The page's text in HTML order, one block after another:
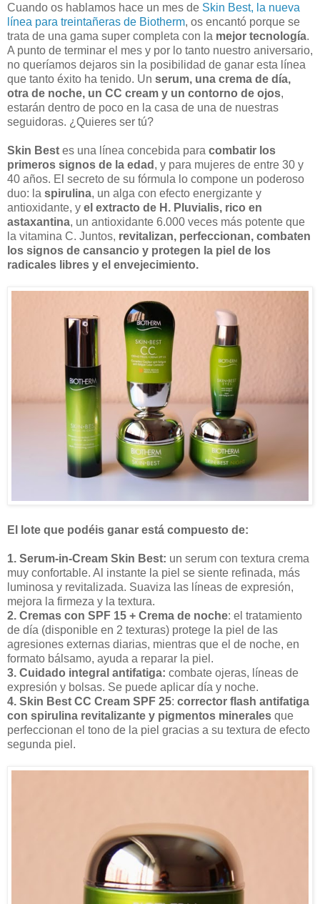
Cuando os hablamos hace un mes de Skin Best, la nueva
línea para treintañeras de Biotherm, os encantó porque se
trata de una gama super completa con la mejor tecnología.
A punto de terminar el mes y por lo tanto nuestro aniversario,
no queríamos dejaros sin la posibilidad de ganar esta línea
que tanto éxito ha tenido. Un serum, una crema de día,
otra de noche, un CC cream y un contorno de ojos,
estarán dentro de poco en la casa de una de nuestras
seguidoras. ¿Quieres ser tú?
Skin Best es una línea concebida para combatir los
primeros signos de la edad , y para mujeres de entre 30 y
40 años. El secreto de su fórmula lo compone un poderoso
duo: la spirulina, un alga con efecto energizante y
antioxidante, y el extracto de H. Pluvialis, rico en
astaxantina, un antioxidante 6.000 veces más potente que
la vitamina C. Juntos, revitalizan, perfeccionan, combaten
los signos de cansancio y protegen la piel de los
radicales libres y el envejecimiento.
El lote que podéis ganar está compuesto de:
1. Serum-in-Cream Skin Best: un serum con textura crema
muy confortable. Al instante la piel se siente refinada, más
luminosa y revitalizada. Suaviza las líneas de expresión,
mejora la firmeza y la textura.
2. Cremas con SPF 15 + Crema de noche: el tratamiento
de día (disponible en 2 texturas) protege la piel de las
agresiones externas diarias, mientras que el de noche, en
formato bálsamo, ayuda a reparar la piel.
3. Cuidado integral antifatiga: combate ojeras, líneas de
expresión y bolsas. Se puede aplicar día y noche.
4. Skin Best CC Cream SPF 25: corrector flash antifatiga
con spirulina revitalizante y pigmentos minerales que
perfeccionan el tono de la piel gracias a su textura de efecto
segunda piel.